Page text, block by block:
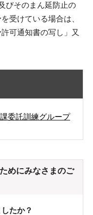
そのまん延防止の
受けている場合は、
可通知書の写し」又
委託訓練グループ
めにみなさまのご
たか？